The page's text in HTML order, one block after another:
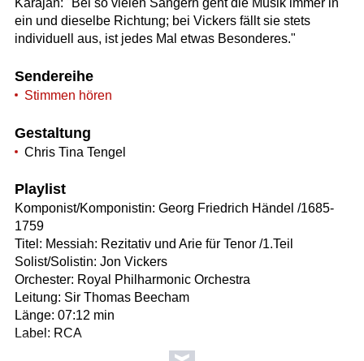
Karajan: "Bei so vielen Sängern geht die Musik immer in
ein und dieselbe Richtung; bei Vickers fällt sie stets
individuell aus, ist jedes Mal etwas Besonderes."
Sendereihe
Stimmen hören
Gestaltung
Chris Tina Tengel
Playlist
Komponist/Komponistin: Georg Friedrich Händel /1685-
1759
Titel: Messiah: Rezitativ und Arie für Tenor /1.Teil
Solist/Solistin: Jon Vickers
Orchester: Royal Philharmonic Orchestra
Leitung: Sir Thomas Beecham
Länge: 07:12 min
Label: RCA